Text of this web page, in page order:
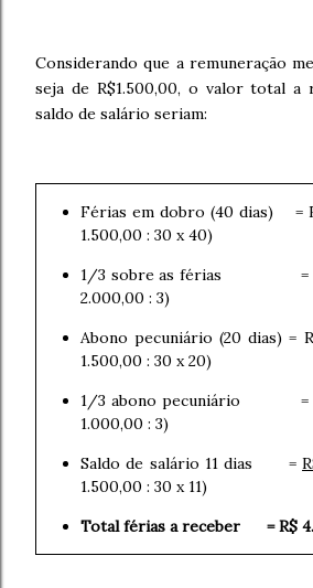
Considerando que a remuneração
seja de R$1.500,00, o valor total a
saldo de salário seriam:
Férias em dobro (40 dias) =
1.500,00 : 30 x 40)
1/3 sobre as férias =
2.000,00 : 3)
Abono pecuniário (20 dias)
1.500,00 : 30 x 20)
1/3 abono pecuniário =
1.000,00 : 3)
Saldo de salário 11 dias =
1.500,00 : 30 x 11)
Total férias a receber = R$